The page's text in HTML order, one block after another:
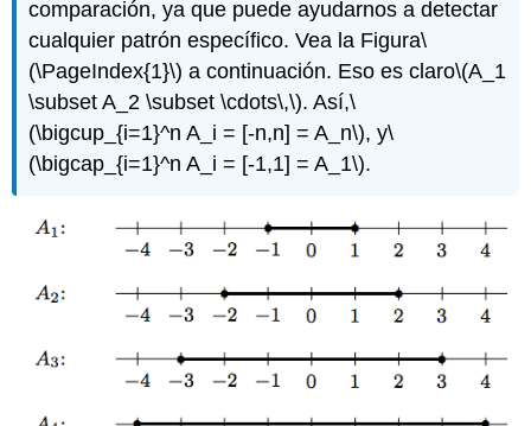
comparación, ya que puede ayudarnos a detectar
cualquier patrón específico. Vea la Figura\
(\PageIndex{1}\) a continuación. Eso es claro\(A_1
\subset A_2 \subset \cdots\,\). Así,\
(\bigcup_{i=1}^n A_i = [-n,n] = A_n\), y\
(\bigcap_{i=1}^n A_i = [-1,1] = A_1\).